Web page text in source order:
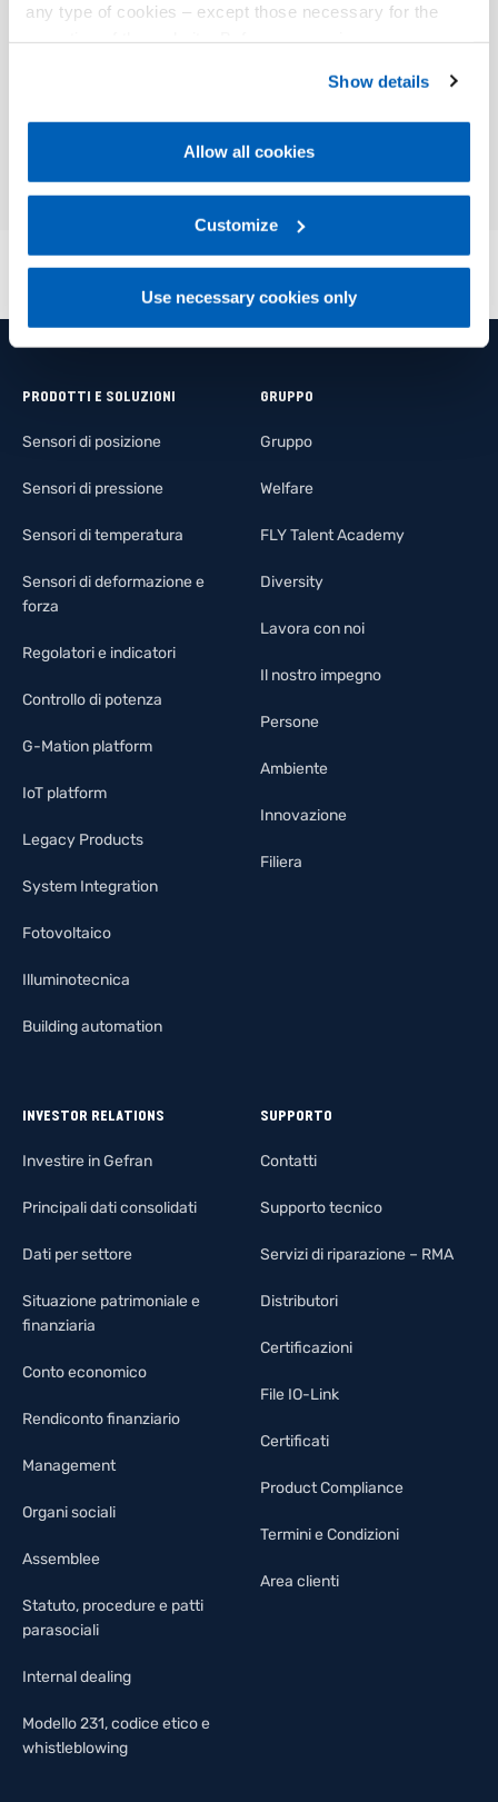
any type of cookies – except those necessary for the
Gefran - Cookie
policy.
regarding processing of personal data, at the following
Gefran - Privacy Policy.
Show details
Allow all cookies
Customize
Use necessary cookies only
PRODOTTI E SOLUZIONI
Sensori di posizione
Sensori di pressione
Sensori di temperatura
Sensori di deformazione e
forza
Regolatori e indicatori
Controllo di potenza
G-Mation platform
IoT platform
Legacy Products
System Integration
Fotovoltaico
Illuminotecnica
Building automation
GRUPPO
Gruppo
Welfare
FLY Talent Academy
Diversity
Lavora con noi
Il nostro impegno
Persone
Ambiente
Innovazione
Filiera
INVESTOR RELATIONS
Investire in Gefran
Principali dati consolidati
Dati per settore
Situazione patrimoniale e
finanziaria
Conto economico
Rendiconto finanziario
Management
Organi sociali
Assemblee
Statuto, procedure e patti
parasociali
Internal dealing
Modello 231, codice etico e
whistleblowing
SUPPORTO
Contatti
Supporto tecnico
Servizi di riparazione – RMA
Distributori
Certificazioni
File IO-Link
Certificati
Product Compliance
Termini e Condizioni
Area clienti